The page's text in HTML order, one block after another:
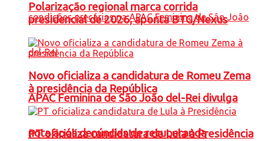
APAC Feminina de São João del-Rei divulga
nota após denúncias de recuperanda
Polarização regional marca corrida
presidencial de 2026, aponta BTG/Nexus
Novo oficializa a candidatura de Romeu Zema
à presidência da República
PT oficializa candidatura de Lula à Presidência